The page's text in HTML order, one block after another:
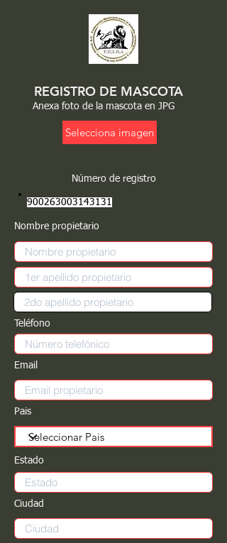
REGISTRO DE MASCOTA
Anexa foto de la mascota en JPG
Selecciona imagen
Número de registro
900263003143131
Nombre propietario
Teléfono
Email
Pais
Estado
Ciudad